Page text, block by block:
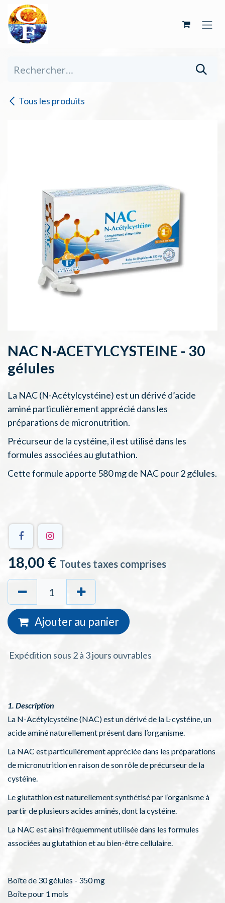
Se rendre au contenu
Tous les produits
NAC N-ACETYLCYSTEINE - 30
gélules
La NAC (N-Acétylcystéine) est un dérivé d’acide
aminé particulièrement apprécié dans les
préparations de micronutrition.
Précurseur de la cystéine, il est utilisé dans les
formules associées au glutathion.
Cette formule apporte 580 mg de NAC pour 2 gélules.
18,00 € Toutes taxes comprises
Ajouter au panier
Expédition sous 2 à 3 jours ouvrables
1. Description
La N-Acétylcystéine (NAC) est un dérivé de la L-cystéine, un
acide aminé naturellement présent dans l’organisme.
La NAC est particulièrement appréciée dans les préparations
de micronutrition en raison de son rôle de précurseur de la
cystéine.
Le glutathion est naturellement synthétisé par l’organisme à
partir de plusieurs acides aminés, dont la cystéine.
La NAC est ainsi fréquemment utilisée dans les formules
associées au glutathion et au bien-être cellulaire.
Boîte de 30 gélules - 350 mg
Boîte pour 1 mois